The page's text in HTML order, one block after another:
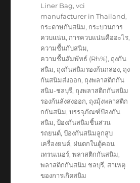
Liner Bag,vci
manufacturer in Thailand,
กระดาษกันสนิม, กระบวนการ
ควบแน่น, การควบแน่นคืออะไร,
ความชื้นกับสนิม,
ความชื้นสัมพัทธ์ (Rh%), ถุงกัน
สนิม, ถุงกันสนิมรองก้นกล่อง, ถุง
กันสนิมส่งออก, ถุงพลาสติกกัน
สนิม-ชลบุรี, ถุงพลาสติกกันสนิม
รองก้นลังส่งออก, ถุงมุ้งพลาสติก
กกันสนิม,บรรจุภัณฑ์ป้องกัน
สนิม,ป้องกันสนิมชิ้นส่วน
รถยนต์,ป้องกันสนิมลูกสูบ
เครื่องยนต์, ฝนตกในตู้คอน
เทรนเนอร์,พลาสติกกันสนิม,
พลาสติกกันสนิม ชลบุรี, สาเหตุ
ของการเกิดสนิม